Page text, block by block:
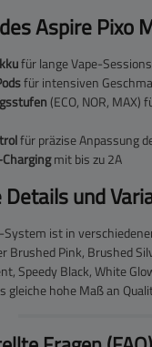
Aspire Pixo
für lange Vape-Sessions
für intensiven
(ECO, NOR, MAX)
für präzise Anpassung
mit bis zu 2A
Details und
System ist in
Brushed Pink, Brushed
Speedy Black, White
gleiche hohe Maß an